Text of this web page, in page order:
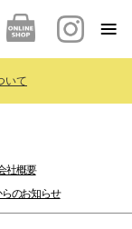
いて
社概要
のお知らせ